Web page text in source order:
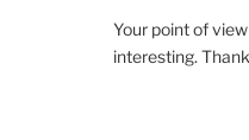
Your point of
interesting.